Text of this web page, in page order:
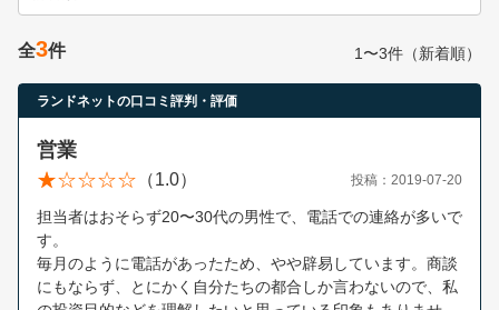
全3件 1〜3件（新着順）
ランドネットの口コミ評判・評価
営業
（1.0） 投稿：2019-07-20
担当者はおそらず20〜30代の男性で、電話での連絡が多いで
す。
毎月のように電話があったため、やや辟易しています。商談
にもならず、とにかく自分たちの都合しか言わないので、私